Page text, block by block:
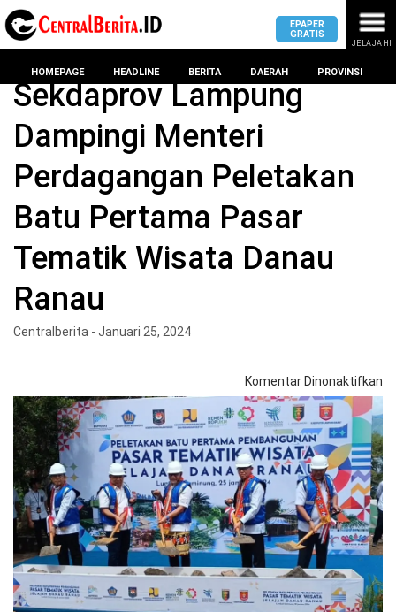
MASUK
KOTA
BANDAR
METRO
TANGGAMUS
PRINGSEWU
LAMPUNG
SELATAN
LAMPUNG
TENGAH
DPRD
PROVINSI
DPRD
KOTA
DPRD
METRO
DPRD
PESAWARAN
DPRD
TANGGAMUS
DPRD
PRINGSEWU
LAMPUNG
SUMSEL
BANTEN
BARAT
DKI
JAKARTA
EPAPER
GRATIS
JELAJAHI
HOMEPAGE HEADLINE BERITA DAERAH PROVINSI
Sekdaprov Lampung
Dampingi Menteri
Perdagangan Peletakan
Batu Pertama Pasar
Tematik Wisata Danau
Ranau
Centralberita - Januari 25, 2024
Komentar Dinonaktifkan